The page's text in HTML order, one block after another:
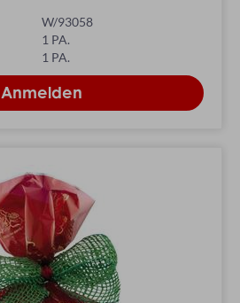
W/93058
1 PA.
1 PA.